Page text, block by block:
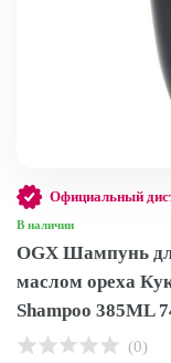
Официальный
В наличии
OGX Шампунь
маслом ореха
Shampoo 385ML
(0)